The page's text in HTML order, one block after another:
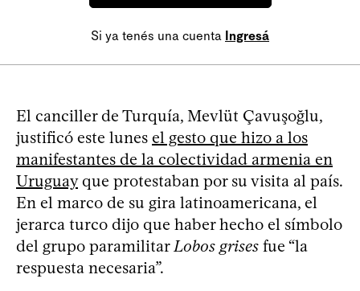
Si ya tenés una cuenta Ingresá
El canciller de Turquía, Mevlüt Çavuşoğlu,
justificó este lunes el gesto que hizo a los
manifestantes de la colectividad armenia en
Uruguayque protestaban por su visita al país.
En el marco de su gira latinoamericana, el
jerarca turco dijo que haber hecho el símbolo
del grupo paramilitar Lobos grises fue “la
respuesta necesaria”.